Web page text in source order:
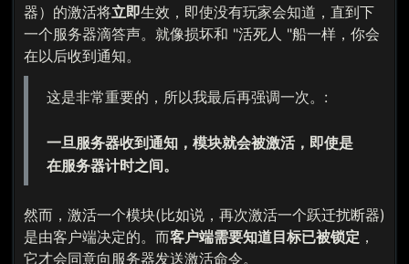
器）的激活将立即生效，即使没有玩家会知道，直到下
一个服务器滴答声。就像损坏和 "活死人 "船一样，你会
在以后收到通知。
这是非常重要的，所以我最后再强调一次。:
一旦服务器收到通知，模块就会被激活，即使是
在服务器计时之间。
然而，激活一个模块(比如说，再次激活一个跃迁扰断器)
是由客户端决定的。而客户端需要知道目标已被锁定 ，
它才会同意向服务器发送激活命令。